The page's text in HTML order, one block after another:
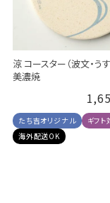
涼 コースター（波文・うす
美濃焼
たち吉オリジナル
ギフト
海外配送OK